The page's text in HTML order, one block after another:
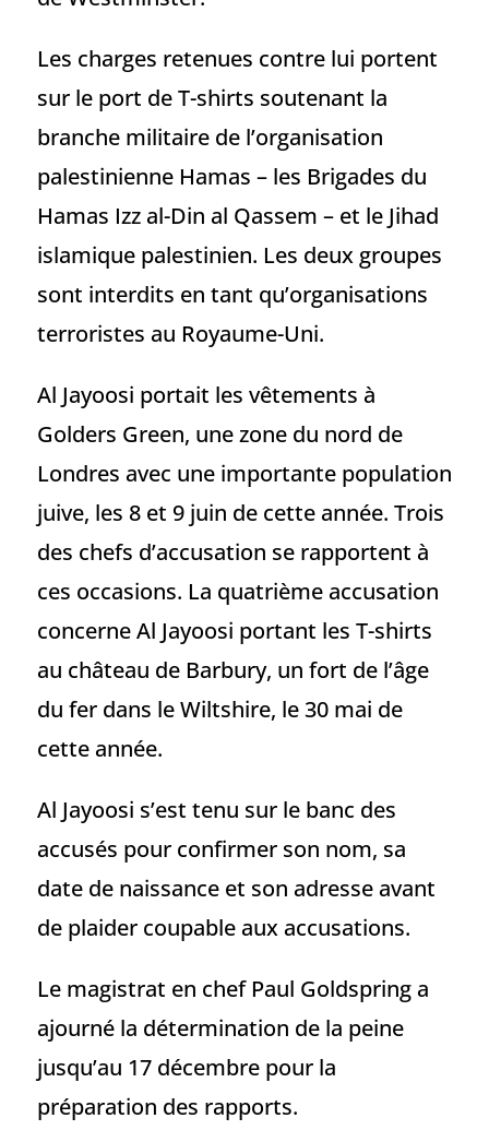
Les charges retenues contre lui portent
sur le port de T-shirts soutenant la
branche militaire de l’organisation
palestinienne Hamas – les Brigades du
Hamas Izz al-Din al Qassem – et le Jihad
islamique palestinien. Les deux groupes
sont interdits en tant qu’organisations
terroristes au Royaume-Uni.
Al Jayoosi portait les vêtements à
Golders Green, une zone du nord de
Londres avec une importante population
juive, les 8 et 9 juin de cette année. Trois
des chefs d’accusation se rapportent à
ces occasions. La quatrième accusation
concerne Al Jayoosi portant les T-shirts
au château de Barbury, un fort de l’âge
du fer dans le Wiltshire, le 30 mai de
cette année.
Al Jayoosi s’est tenu sur le banc des
accusés pour confirmer son nom, sa
date de naissance et son adresse avant
de plaider coupable aux accusations.
Le magistrat en chef Paul Goldspring a
ajourné la détermination de la peine
jusqu’au 17 décembre pour la
préparation des rapports.